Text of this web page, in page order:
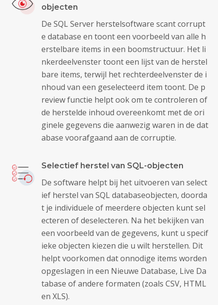
objecten
De SQL Server herstelsoftware scant corrupt
e database en toont een voorbeeld van alle h
erstelbare items in een boomstructuur. Het li
nkerdeelvenster toont een lijst van de herstel
bare items, terwijl het rechterdeelvenster de i
nhoud van een geselecteerd item toont. De p
review functie helpt ook om te controleren of
de herstelde inhoud overeenkomt met de ori
ginele gegevens die aanwezig waren in de dat
abase voorafgaand aan de corruptie.
Selectief herstel van SQL-objecten
De software helpt bij het uitvoeren van select
ief herstel van SQL databaseobjecten, doorda
t je individuele of meerdere objecten kunt sel
ecteren of deselecteren. Na het bekijken van
een voorbeeld van de gegevens, kunt u specif
ieke objecten kiezen die u wilt herstellen. Dit
helpt voorkomen dat onnodige items worden
opgeslagen in een Nieuwe Database, Live Da
tabase of andere formaten (zoals CSV, HTML
en XLS).